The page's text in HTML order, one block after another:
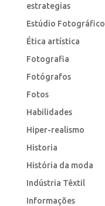
estrategias
Estúdio Fotográfico
Ética artística
Fotografia
Fotógrafos
Fotos
Habilidades
Hiper-realismo
Historia
História da moda
Indústria Têxtil
Informações